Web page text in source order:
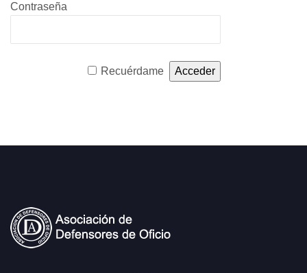
Contraseña
Recuérdame